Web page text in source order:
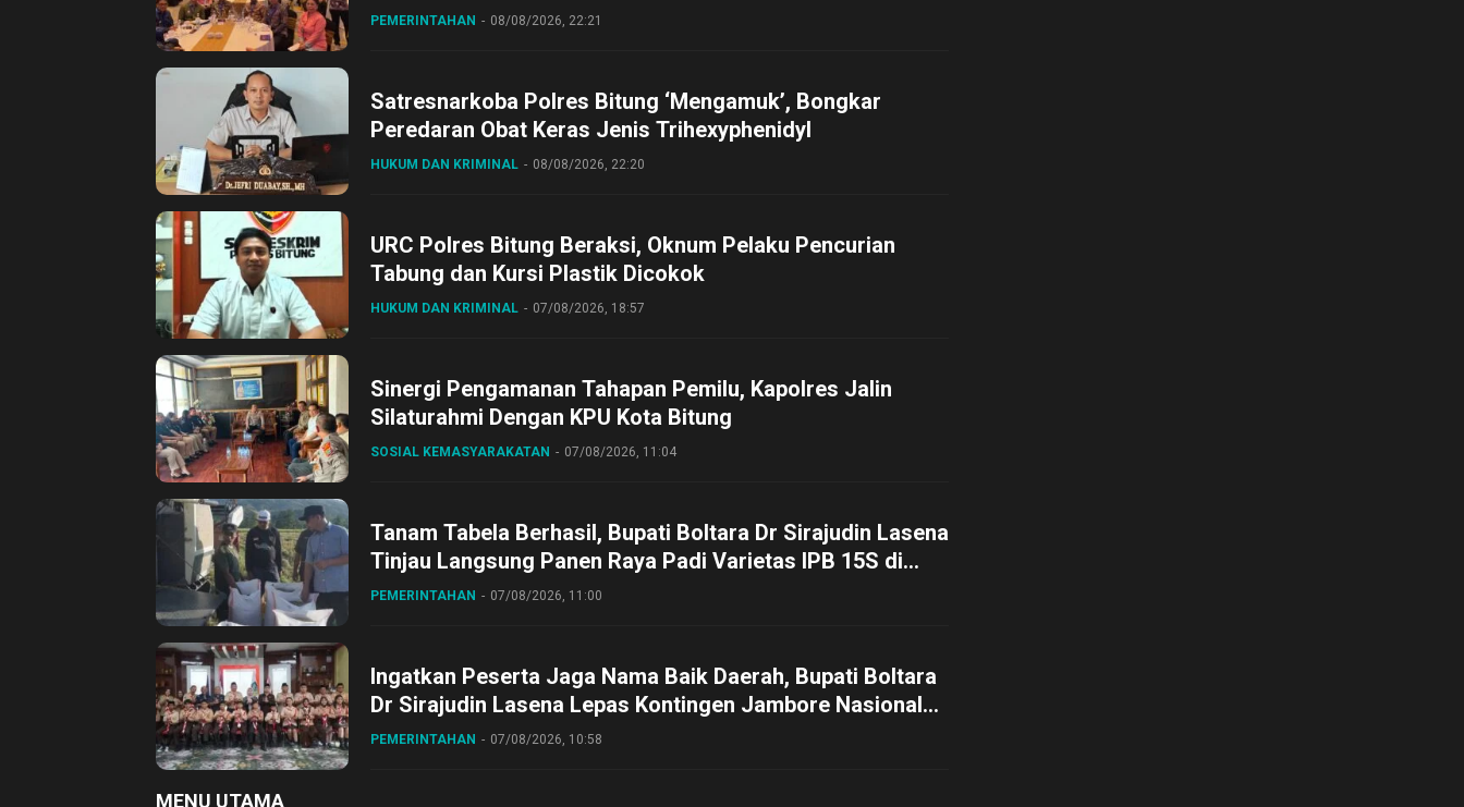
PEMERINTAHAN 08/08/2026, 22:21
Satresnarkoba Polres Bitung ‘Mengamuk’, Bongkar
Peredaran Obat Keras Jenis Trihexyphenidyl
HUKUM DAN KRIMINAL 08/08/2026, 22:20
URC Polres Bitung Beraksi, Oknum Pelaku Pencurian
Tabung dan Kursi Plastik Dicokok
HUKUM DAN KRIMINAL 07/08/2026, 18:57
Sinergi Pengamanan Tahapan Pemilu, Kapolres Jalin
Silaturahmi Dengan KPU Kota Bitung
SOSIAL KEMASYARAKATAN 07/08/2026, 11:04
Tanam Tabela Berhasil, Bupati Boltara Dr Sirajudin Lasena
Tinjau Langsung Panen Raya Padi Varietas IPB 15S di
Desa Gihang
PEMERINTAHAN 07/08/2026, 11:00
Ingatkan Peserta Jaga Nama Baik Daerah, Bupati Boltara
Dr Sirajudin Lasena Lepas Kontingen Jambore Nasional
ke XII di Buperta Cibubur
PEMERINTAHAN 07/08/2026, 10:58
MENU UTAMA